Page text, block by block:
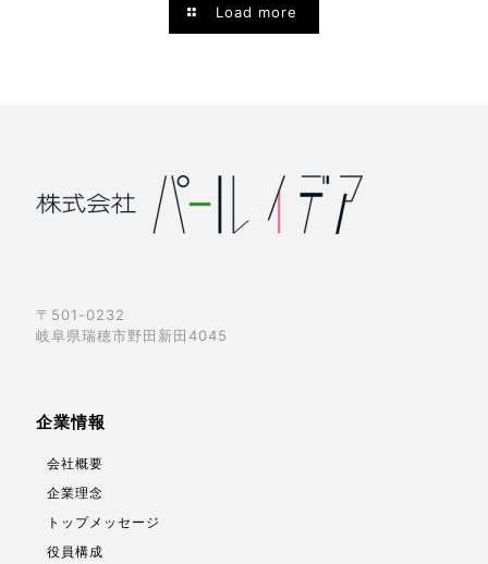
Load more
〒501-0232
岐阜県瑞穂市野田新田4045
企業情報
会社概要
企業理念
トップメッセージ
役員構成